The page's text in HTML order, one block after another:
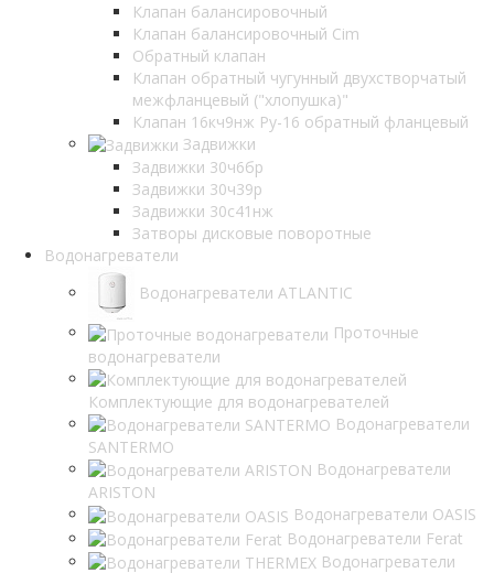
Клапан балансировочный
Клапан балансировочный Cim
Обратный клапан
Клапан обратный чугунный двухстворчатый
межфланцевый ("хлопушка)"
Клапан 16кч9нж Ру-16 обратный фланцевый
Задвижки
Задвижки 30ч6бр
Задвижки 30ч39р
Задвижки 30с41нж
Затворы дисковые поворотные
Водонагреватели
Водонагреватели ATLANTIC
Проточные
водонагреватели
Комплектующие для водонагревателей
Водонагреватели
SANTERMO
Водонагреватели
ARISTON
Водонагреватели OASIS
Водонагреватели Ferat
Водонагреватели